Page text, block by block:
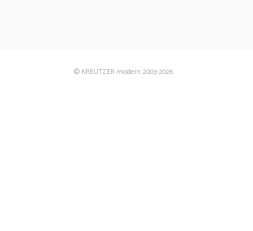
© KREUTZER modern 2003-2026